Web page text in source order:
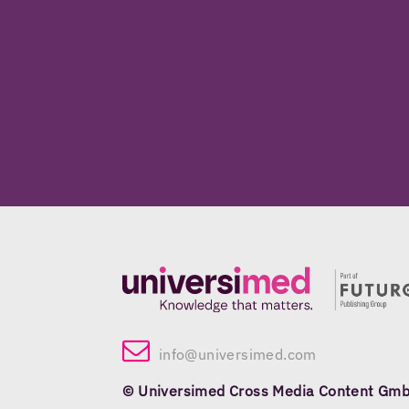
info@universimed.com
© Universimed Cross Media Content